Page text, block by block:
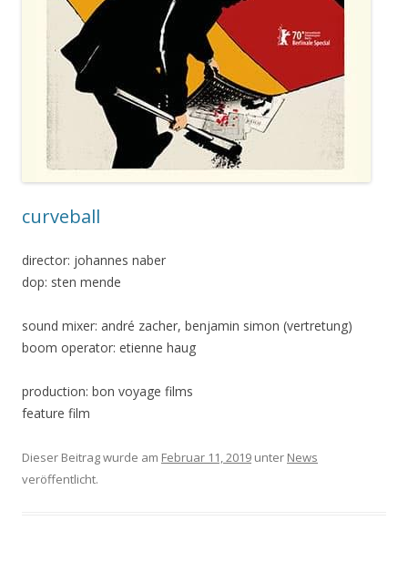
curveball
director: johannes naber
dop: sten mende
sound mixer: andré zacher, benjamin simon (vertretung)
boom operator: etienne haug
production: bon voyage films
feature film
Dieser Beitrag wurde am Februar 11, 2019 unter News
veröffentlicht.